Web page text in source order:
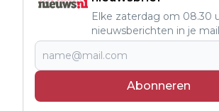
Elke zaterdag om 08.30
nieuwsberichten in je
Abonneren